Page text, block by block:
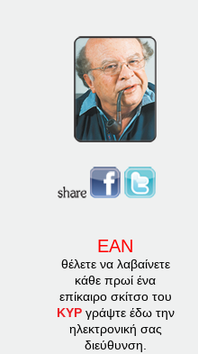
ΕΑΝ
θέλετε να λαβαίνετε
κάθε πρωί ένα
επίκαιρο σκίτσο του
ΚΥΡγράψτε έδω την
ηλεκτρονική σας
διεύθυνση.